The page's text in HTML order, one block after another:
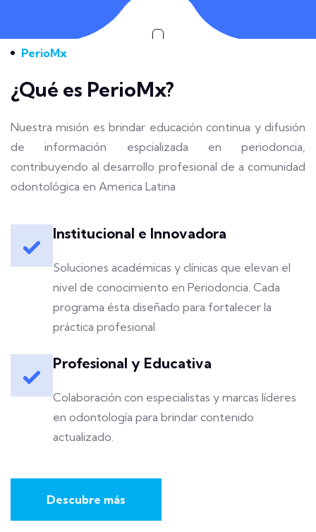
PerioMx
¿Qué es PerioMx?
Nuestra misión es brindar educación continua y difusión
de información espcializada en periodoncia,
contribuyendo al desarrollo profesional de a comunidad
odontológica en America Latina
Institucional e Innovadora
Soluciones académicas y clínicas que elevan el
nivel de conocimiento en Periodoncia. Cada
programa ésta diseñado para fortalecer la
práctica profesional.
Profesional y Educativa
Colaboración con especialistas y marcas líderes
en odontología para brindar contenido
actualizado.
Descubre más